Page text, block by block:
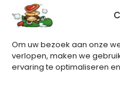
Om uw bezoek aan onze
verlopen, maken we
ervaring te optimaliseren
Nieuwsbrief
Blijft op de hoogte van het